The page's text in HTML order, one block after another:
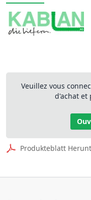
Veuillez vous
d'achat et
Produkteblatt